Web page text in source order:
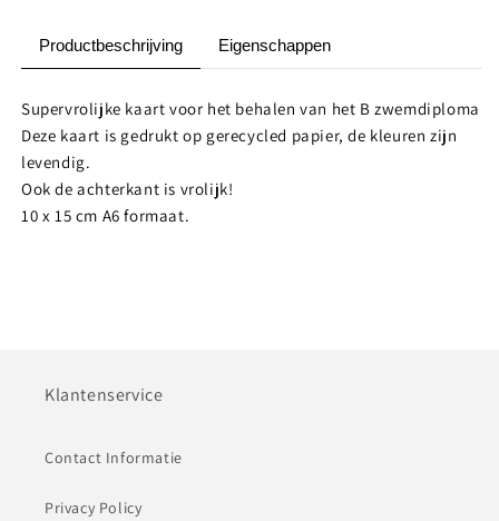
Meisje
Meisje
Productbeschrijving Eigenschappen
Supervrolijke kaart voor het behalen van het B zwemdiploma
Deze kaart is gedrukt op gerecycled papier, de kleuren zijn
levendig.
Ook de achterkant is vrolijk!
10 x 15 cm A6 formaat.
Klantenservice
Contact Informatie
Privacy Policy